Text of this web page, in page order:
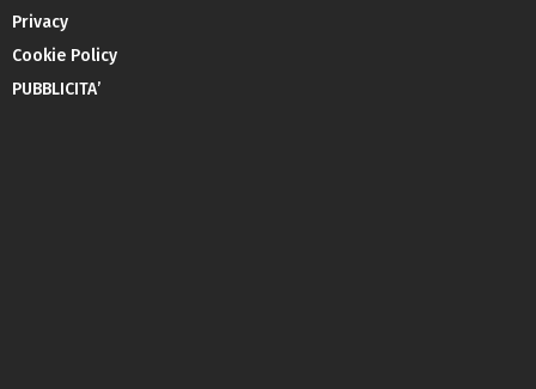
Privacy
Cookie Policy
PUBBLICITA’